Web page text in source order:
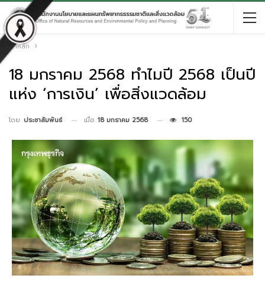
หน้าหลัก
18 มกราคม 2568 ทำไมปี 2568 เป็นปี
แห่ง ‘การเงิน’ เพื่อสิ่งแวดล้อม
โดย ประชาสัมพันธ์ เมื่อ 18 มกราคม 2568 150